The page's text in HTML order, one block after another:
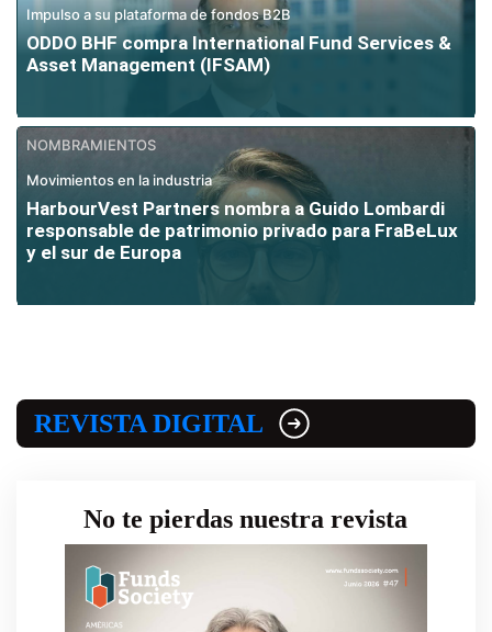
Impulso a su plataforma de fondos B2B
ODDO BHF compra International Fund Services &
Asset Management (IFSAM)
NOMBRAMIENTOS
Movimientos en la industria
HarbourVest Partners nombra a Guido Lombardi
responsable de patrimonio privado para FraBeLux
y el sur de Europa
REVISTA DIGITAL
No te pierdas nuestra revista